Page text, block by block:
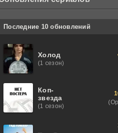
Последние 10 обновлений
Холод
(1 сезон)
Коп-
звезда
(1 сезон)